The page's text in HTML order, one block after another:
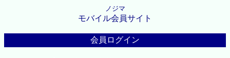
ノジマ
モバイル会員サイト
会員ログイン